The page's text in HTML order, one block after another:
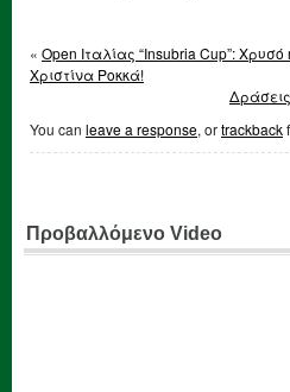
« Open Ιταλίας “Insubria Cup”:
Χριστίνα Ροκκά!
You can leave a response, ortrackback
Προβαλλόμενο Video